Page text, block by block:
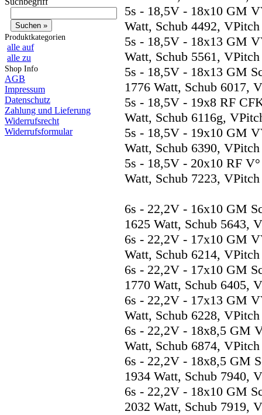
Produktkategorien
alle auf
alle zu
Shop Info
AGB
Impressum
Datenschutz
Zahlung und Lieferung
Widerrufsrecht
Widerrufsformular
5s - 18,5V - 18x10 GM
Watt, Schub 4492,
5s - 18,5V - 18x13 GM
Watt, Schub 5561,
5s - 18,5V - 18x13 GM
1776 Watt, Schub 6017,
5s - 18,5V - 19x8 RF
Watt, Schub 6116g,
5s - 18,5V - 19x10 GM
Watt, Schub 6390,
5s - 18,5V - 20x10 RF
Watt, Schub 7223,
6s - 22,2V - 16x10 GM
1625 Watt, Schub 5643,
6s - 22,2V - 17x10 GM
Watt, Schub 6214,
6s - 22,2V - 17x10 GM
1770 Watt, Schub 6405,
6s - 22,2V - 17x13 GM
Watt, Schub 6228,
6s - 22,2V - 18x8,5 GM
Watt, Schub 6874,
6s - 22,2V - 18x8,5 GM
1934 Watt, Schub 7940,
6s - 22,2V - 18x10 GM
2032 Watt, Schub 7919,